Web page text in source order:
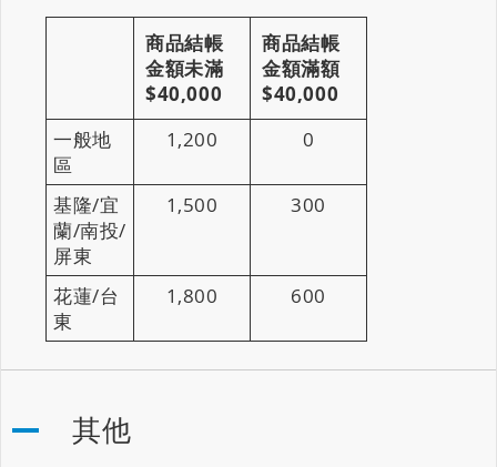
商品結帳
金額未滿
$40,000
商品結帳
金額滿額
$40,000
一般地
區
1,200 0
基隆/宜
蘭/南投/
屏東
1,500 300
花蓮/台
東
1,800 600
其他